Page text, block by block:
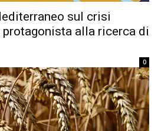
sul crisi
alla ricerca di
0